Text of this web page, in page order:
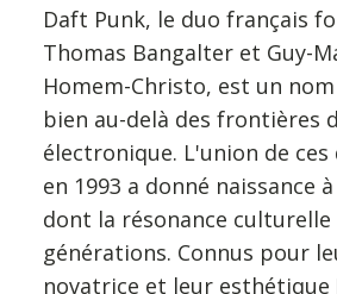
Daft Punk, le duo français
Thomas Bangalter et Guy-
Homem-Christo, est un
bien au-delà des frontières
électronique. L'union de
en 1993 a donné naissance
dont la résonance culturelle
générations. Connus pour
novatrice et leur